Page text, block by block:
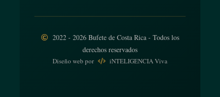
2022 - 2026 Bufete de Costa Rica - Todos los
derechos reservados
Diseño web por iNTELIGENCIA Viva